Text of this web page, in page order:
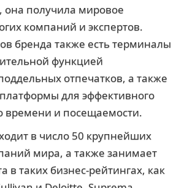
она получила мировое
компаний и экспертов.
бренда также есть терминалы
функцией
отпечатков, а также
для эффективного
времени и посещаемости.
в число 50 крупнейших
мира, а также занимает
в таких бизнес-рейтингах, как